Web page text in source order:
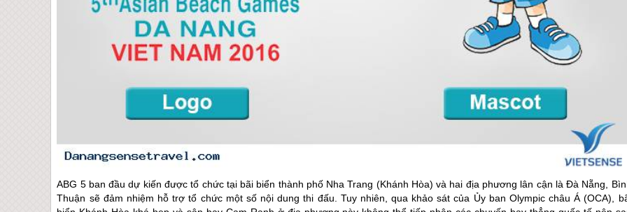
ABG 5 ban đầu dự kiến được tổ chức tại bãi biển thành phố Nha Trang (Khánh Hòa) và hai địa phương lân cận làĐà Nẵng,
Thuận sẽ đảm nhiệm hỗ trợ tổ chức một số nội dung thi đấu. Tuy nhiên, qua khảo sát của Ủy ban Olympic châu Á (OCA),